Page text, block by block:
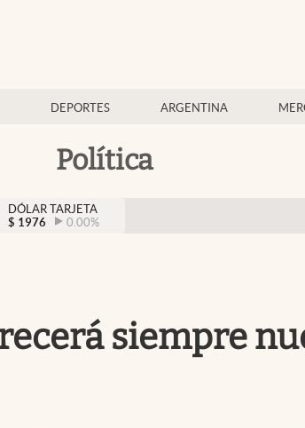
DEPORTES ARGENTINA
Política
DÓLAR TARJETA
$ 1976 0.00%
siempre